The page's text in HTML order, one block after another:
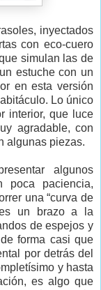
inyectados
con eco-cuero
simulan las de
estuche con un
en esta versión
Lo único
interior, que luce
agradable, con
algunas piezas.
algunos
poca paciencia,
una “curva de
es un brazo a la
de espejos y
forma casi que
por detrás del
y hasta
es algo que